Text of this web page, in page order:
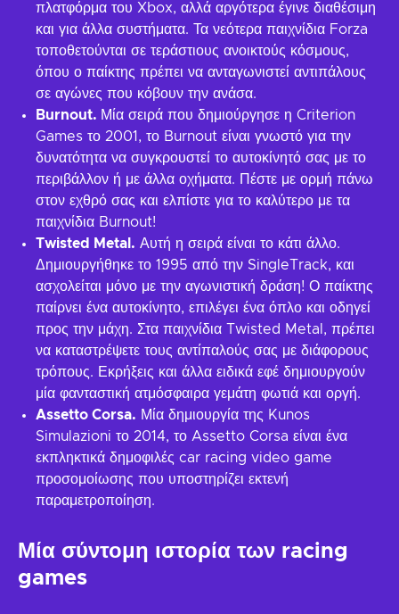
πλατφόρμα του Xbox, αλλά αργότερα έγινε διαθέσιμη
και για άλλα συστήματα. Τα νεότερα παιχνίδια Forza
τοποθετούνται σε τεράστιους ανοικτούς κόσμους,
όπου ο παίκτης πρέπει να ανταγωνιστεί αντιπάλους
σε αγώνες που κόβουν την ανάσα.
Burnout. Μία σειρά που δημιούργησε η Criterion
Games το 2001, το Burnout είναι γνωστό για την
δυνατότητα να συγκρουστεί το αυτοκίνητό σας με το
περιβάλλον ή με άλλα οχήματα. Πέστε με ορμή πάνω
στον εχθρό σας και ελπίστε για το καλύτερο με τα
παιχνίδια Burnout!
Twisted Metal. Αυτή η σειρά είναι το κάτι άλλο.
Δημιουργήθηκε το 1995 από την SingleTrack, και
ασχολείται μόνο με την αγωνιστική δράση! Ο παίκτης
παίρνει ένα αυτοκίνητο, επιλέγει ένα όπλο και οδηγεί
προς την μάχη. Στα παιχνίδια Twisted Metal, πρέπει
να καταστρέψετε τους αντίπαλούς σας με διάφορους
τρόπους. Εκρήξεις και άλλα ειδικά εφέ δημιουργούν
μία φανταστική ατμόσφαιρα γεμάτη φωτιά και οργή.
Assetto Corsa. Μία δημιουργία της Kunos
Simulazioni το 2014, το Assetto Corsa είναι ένα
εκπληκτικά δημοφιλές car racing video game
προσομοίωσης που υποστηρίζει εκτενή
παραμετροποίηση.
Μία σύντομη ιστορία των racing
games